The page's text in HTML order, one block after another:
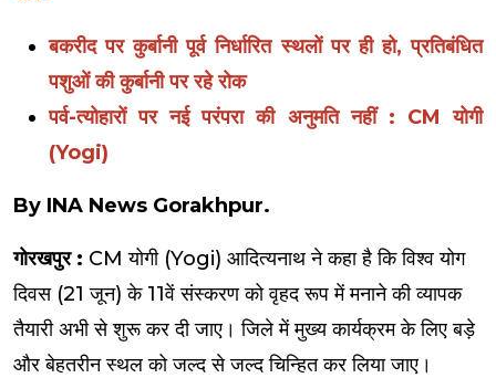
बकरीद पर कुर्बानी पूर्व निर्धारित स्थलों पर ही हो, प्रतिबंधित
पशुओं की कुर्बानी पर रहे रोक
पर्व-त्योहारों पर नई परंपरा की अनुमति नहीं : CM योगी
(Yogi)
By INA News Gorakhpur.
गोरखपुर : CM योगी (Yogi) आदित्यनाथ ने कहा है कि विश्व योग
दिवस (21 जून) के 11वें संस्करण को वृहद रूप में मनाने की व्यापक
तैयारी अभी से शुरू कर दी जाए। जिले में मुख्य कार्यक्रम के लिए बड़े
और बेहतरीन स्थल को जल्द से जल्द चिन्हित कर लिया जाए।